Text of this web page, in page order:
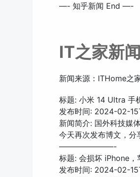
—- 知乎新闻 End —-
IT之家新闻
新闻来源：ITHome之
标题: 小米 14 Ultra 手
发布时间: 2024-02-
新闻简介: 国外科技媒
今天再次发布博文，分
———————-
标题: 会损坏 iPhone，
发布时间: 2024-02-